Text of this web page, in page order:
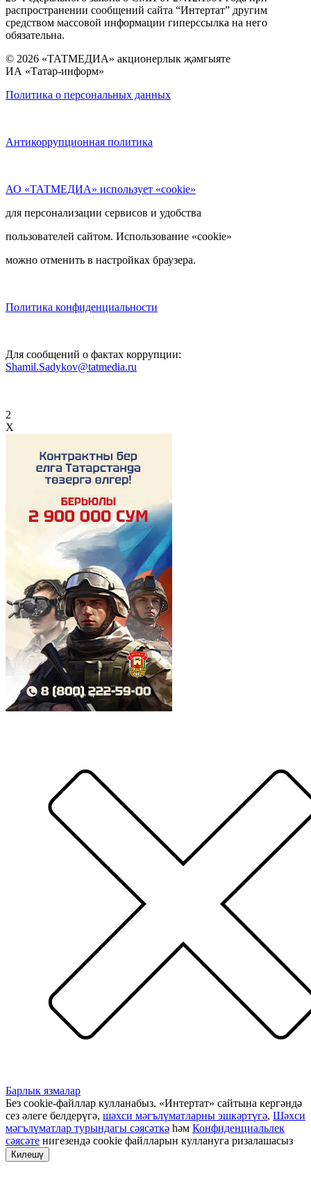
распространении сообщений сайта “Интертат” другим
средством массовой информации гиперссылка на него
обязательна.
© 2026 «ТАТМЕДИА» акционерлык җәмгыяте
ИА «Татар-информ»
Политика о персональных данных
Антикоррупционная политика
АО «ТАТМЕДИА» использует «cookie»
для персонализации сервисов и удобства
пользователей сайтом. Использование «cookie»
можно отменить в настройках браузера.
Политика конфиденциальности
Для сообщений о фактах коррупции:
Shamil.Sadykov@tatmedia.ru
2
X
Барлык язмалар
Без cookie-файллар кулланабыз. «Интертат» сайтына кергәндә
сез әлеге белдерүгә, шәхси мәгълүматларны эшкәртүгә, Шәхси
мәгълүматлар турындагы сәясәткә һәм Конфиденциальлек
сәясәте нигезендә cookie файлларын куллануга ризалашасыз
Килешү